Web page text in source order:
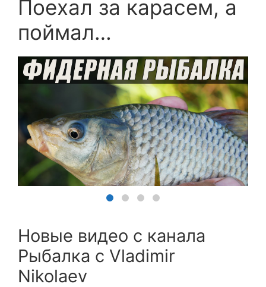
Поехал за карасем, а
поймал…
Новые видео с канала
Рыбалка с Vladimir
Nikolaev